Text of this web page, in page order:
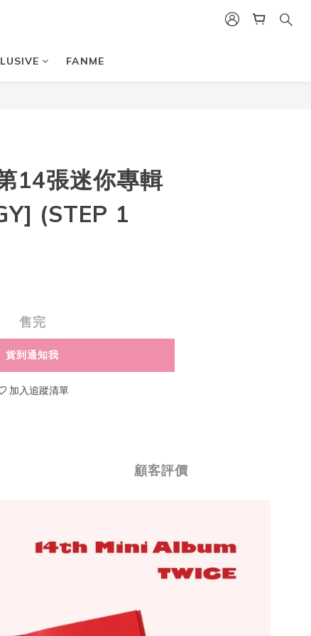
FANME
14張迷你專輯
(STEP 1
售完
貨到通知我
加入追蹤清單
顧客評價